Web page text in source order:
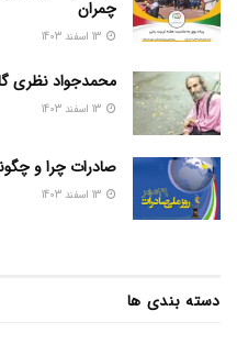
چمران
13 اسفند 1403
محمدجواد نظری
13 اسفند 1403
صادرات چرا و
13 اسفند 1403
دسته بندی ها